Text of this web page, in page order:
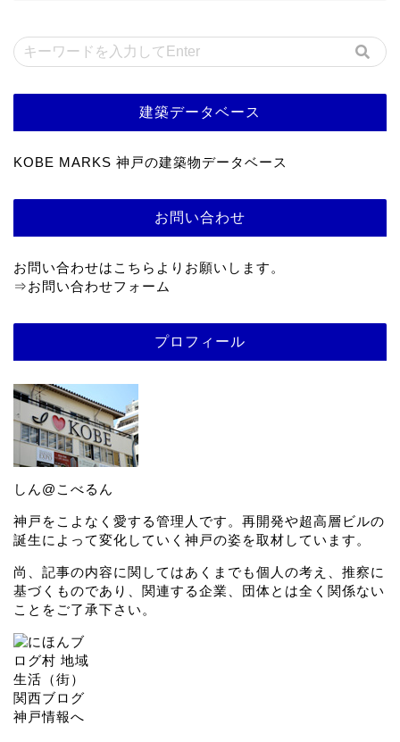
建築データベース
KOBE MARKS 神戸の建築物データベース
お問い合わせ
お問い合わせはこちらよりお願いします。
⇒お問い合わせフォーム
プロフィール
しん@こべるん
神戸をこよなく愛する管理人です。再開発や超高層ビルの
誕生によって変化していく神戸の姿を取材しています。
尚、記事の内容に関してはあくまでも個人の考え、推察に
基づくものであり、関連する企業、団体とは全く関係ない
ことをご了承下さい。